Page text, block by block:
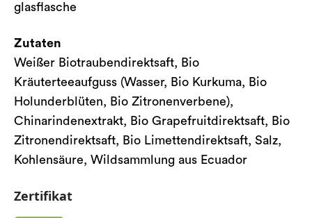
glasflasche
Zutaten
Weißer Biotraubendirektsaft, Bio
Kräuterteeaufguss (Wasser, Bio Kurkuma, Bio
Holunderblüten, Bio Zitronenverbene),
Chinarindenextrakt, Bio Grapefruitdirektsaft, Bio
Zitronendirektsaft, Bio Limettendirektsaft, Salz,
Kohlensäure, Wildsammlung aus Ecuador
Zertifikat